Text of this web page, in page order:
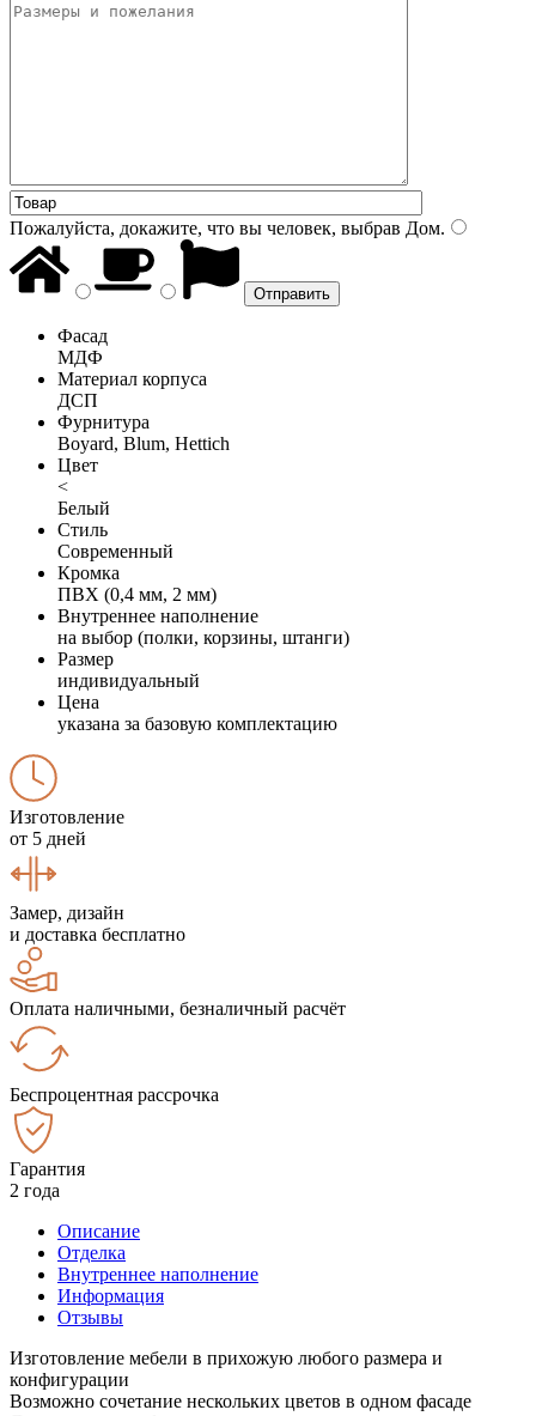
Пожалуйста, докажите, что вы человек, выбрав Дом.
Фасад
МДФ
Материал корпуса
ДСП
Фурнитура
Boyard, Blum, Hettich
Цвет
<
Белый
Стиль
Современный
Кромка
ПВХ (0,4 мм, 2 мм)
Внутреннее наполнение
на выбор (полки, корзины, штанги)
Размер
индивидуальный
Цена
указана за базовую комплектацию
Изготовление
от 5 дней
Замер, дизайн
и доставка бесплатно
Оплата наличными, безналичный расчёт
Беспроцентная рассрочка
Гарантия
2 года
Описание
Отделка
Внутреннее наполнение
Информация
Отзывы
Изготовление мебели в прихожую любого размера и
конфигурации
Возможно сочетание нескольких цветов в одном фасаде